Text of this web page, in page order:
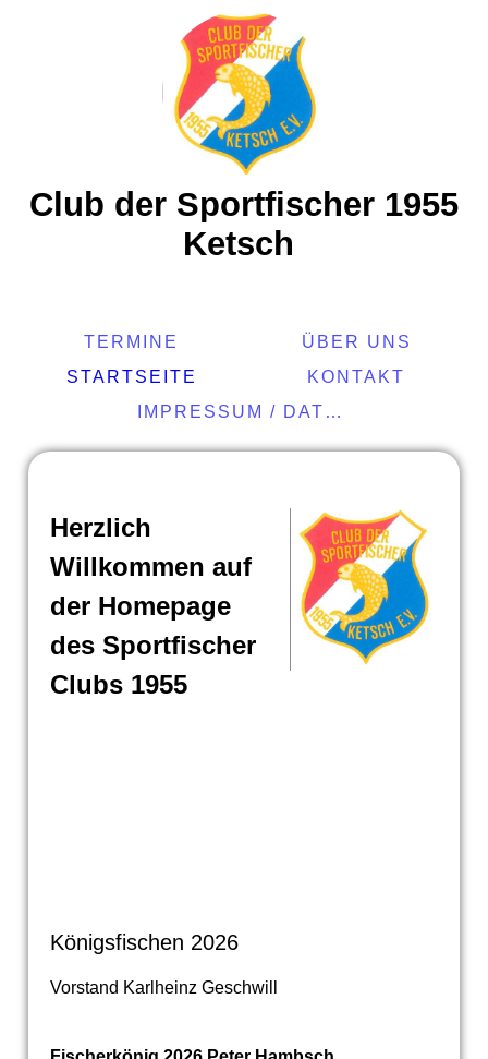
Club der Sportfischer 1955
Ketsch
TERMINE
ÜBER UNS
STARTSEITE
KONTAKT
IMPRESSUM / DATENSCHUTZVERORDNUNG
Herzlich
Willkommen auf
der Homepage
des Sportfischer
Clubs 1955
Königsfischen 2026
Vorstand Karlheinz Geschwill